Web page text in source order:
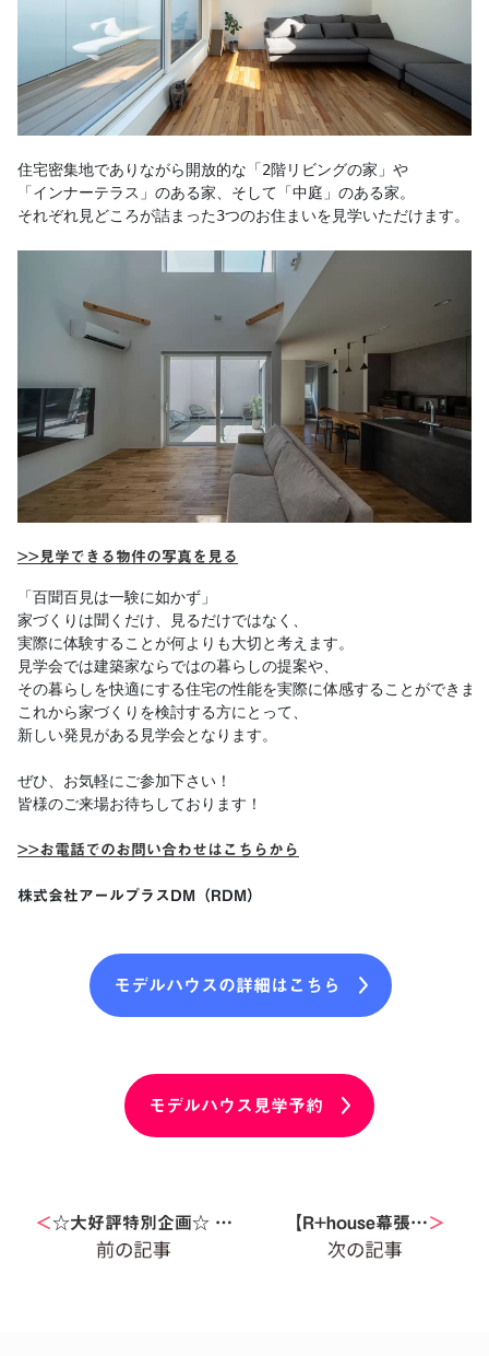
住宅密集地でありながら開放的な「2階リビングの家」や
「インナーテラス」のある家、そして「中庭」のある家。
それぞれ見どころが詰まった3つのお住まいを見学いただけます。
>>見学できる物件の写真を見る
「百聞百見は一験に如かず」
家づくりは聞くだけ、見るだけではなく、
実際に体験することが何よりも大切と考えます。
見学会では建築家ならではの暮らしの提案や、
その暮らしを快適にする住宅の性能を実際に体感することができま
これから家づくりを検討する方にとって、
新しい発見がある見学会となります。
ぜひ、お気軽にご参加下さい！
皆様のご来場お待ちしております！
>>お電話でのお問い合わせはこちらから
株式会社アールプラスDM（RDM）
モデルハウスの詳細はこちら
モデルハウス見学予約
＜☆大好評特別企画☆ … 【R+house幕張…＞